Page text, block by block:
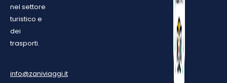
nel settore
turistico e
dei
trasporti.
info@zaniviaggi.it